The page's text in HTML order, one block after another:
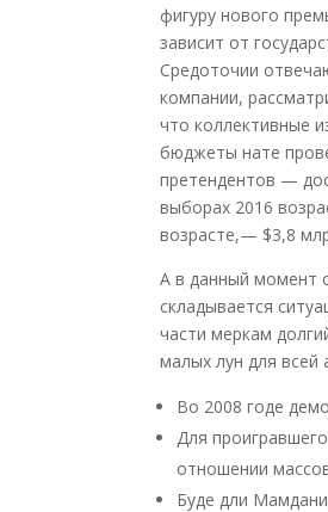
фигуру нового
зависит от
Средоточии
компании,
что коллективные
бюджеты нате
претендентов —
выборах 2016
возрасте,— $3,8
А в данный момент
складывается
части меркам
малых лун для всей
Во 2008 годе
Для
отношении
Буде дли